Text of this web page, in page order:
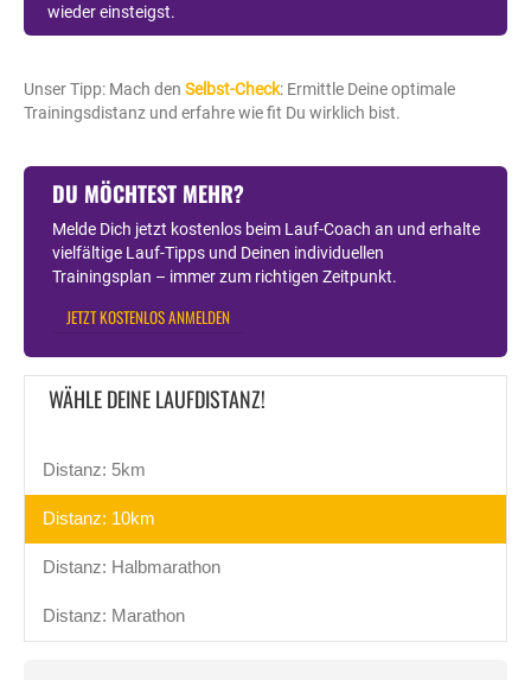
wieder einsteigst.
Unser Tipp: Mach den Selbst-Check: Ermittle Deine optimale
Trainingsdistanz und erfahre wie fit Du wirklich bist.
DU MÖCHTEST MEHR?
Melde Dich jetzt kostenlos beim Lauf-Coach an und erhalte
vielfältige Lauf-Tipps und Deinen individuellen
Trainingsplan – immer zum richtigen Zeitpunkt.
JETZT KOSTENLOS ANMELDEN
WÄHLE DEINE LAUFDISTANZ!
Distanz: 5km
Distanz: 10km
Distanz: Halbmarathon
Distanz: Marathon